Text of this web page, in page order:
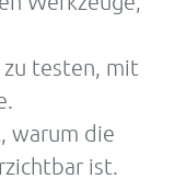
testen, mit
warum die
ist.